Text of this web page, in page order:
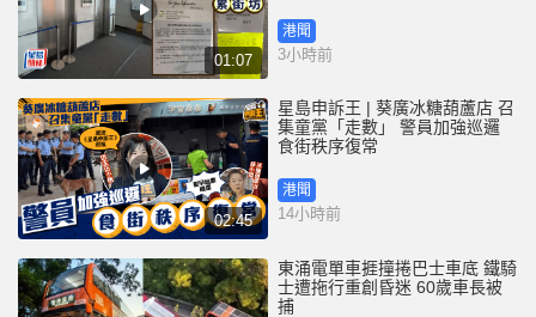
01:07
港聞
3小時前
02:45
星島申訴王 | 葵廣冰糖葫蘆店 召
集童黨「走數」 警員加強巡邏
食街秩序復常
港聞
14小時前
東涌電單車捱撞捲巴士車底 鐵騎
士遭拖行重創昏迷 60歲車長被
捕